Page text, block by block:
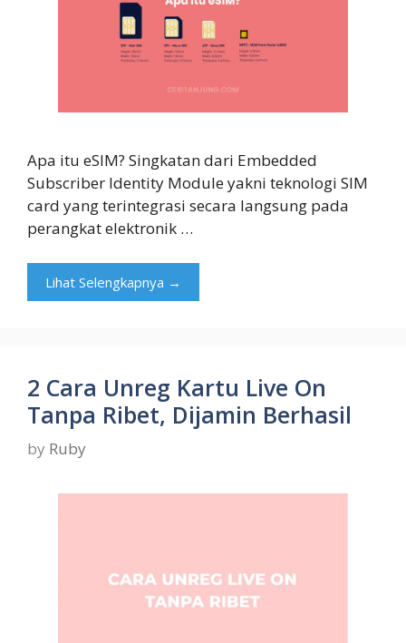
Apa itu eSIM? Singkatan dari Embedded
Subscriber Identity Module yakni teknologi SIM
card yang terintegrasi secara langsung pada
perangkat elektronik …
Lihat Selengkapnya →
2 Cara Unreg Kartu Live On
Tanpa Ribet, Dijamin Berhasil
by Ruby